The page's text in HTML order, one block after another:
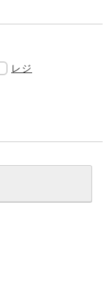
レジ